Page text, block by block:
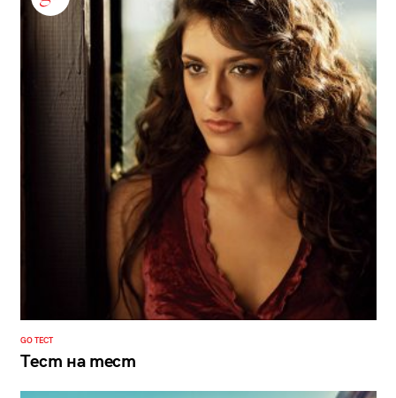
GO ТЕСТ
Тест на тест